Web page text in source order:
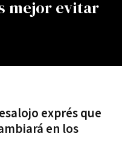
mejor evitar
exprés que
en los